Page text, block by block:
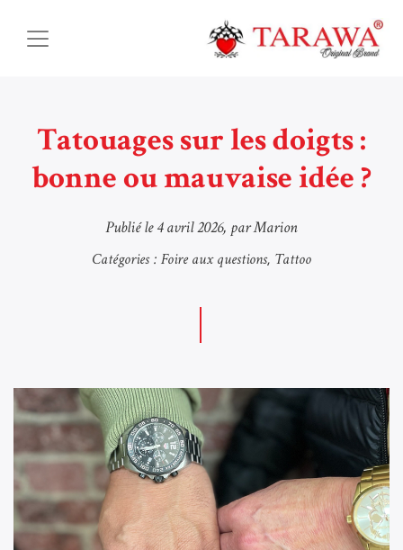
Tatouages sur les doigts :
bonne ou mauvaise idée ?
Publié le4 avril 2026, par Marion
Catégories : Foire aux questions Tattoo